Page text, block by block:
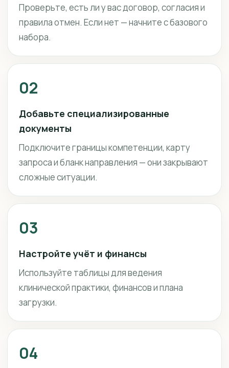
Проверьте, есть ли у вас договор, согласия и
правила отмен. Если нет — начните с базового
набора.
02
Добавьте специализированные
документы
Подключите границы компетенции, карту
запроса и бланк направления — они закрывают
сложные ситуации.
03
Настройте учёт и финансы
Используйте таблицы для ведения
клинической практики, финансов и плана
загрузки.
04